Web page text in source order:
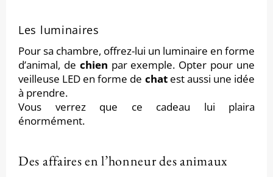
Les luminaires
Pour sa chambre, offrez-lui un luminaire en forme
d’animal, de chien par exemple. Opter pour une
veilleuse LED en forme de chatest aussi une idée
à prendre.
Vous verrez que ce cadeau lui plaira
énormément.
Des affaires en l’honneur des animaux